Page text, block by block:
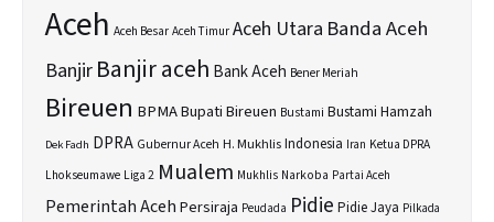
Aceh Aceh Besar Aceh Timur Aceh Utara Banda Aceh
BanjirBanjir aceh Bank Aceh Bener Meriah
Bireuen BPMABupati Bireuen Bustami Bustami Hamzah
Dek Fadh DPRA Gubernur Aceh H. MukhlisIndonesia Iran Ketua DPRA
Lhokseumawe Liga 2 Mualem Mukhlis Narkoba Partai Aceh
Pemerintah AcehPersiraja Peudada Pidie Pidie Jaya Pilkada